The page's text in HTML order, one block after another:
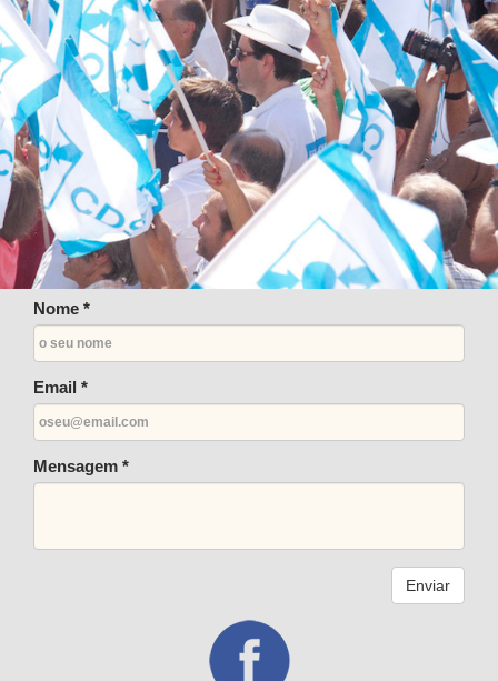
Nome *
Email *
Mensagem *
Enviar